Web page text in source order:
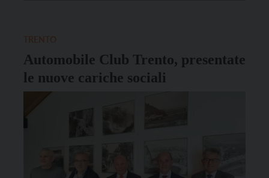
Automobile Club Trento, presentate
le nuove cariche sociali